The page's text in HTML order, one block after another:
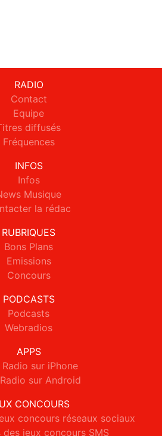
RADIO
Contact
Equipe
diffusés
Fréquences
INFOS
Infos
Musique
la rédac
RUBRIQUES
Bons Plans
Emissions
Concours
PODCASTS
Podcasts
Webradios
APPS
Radio sur iPhone
sur Android
CONCOURS
concours réseaux sociaux
des jeux concours SMS